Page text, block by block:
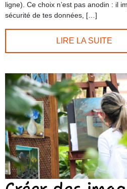
ligne). Ce choix n’est pas anodin : il
sécurité de tes données, […]
LIRE LA SUITE